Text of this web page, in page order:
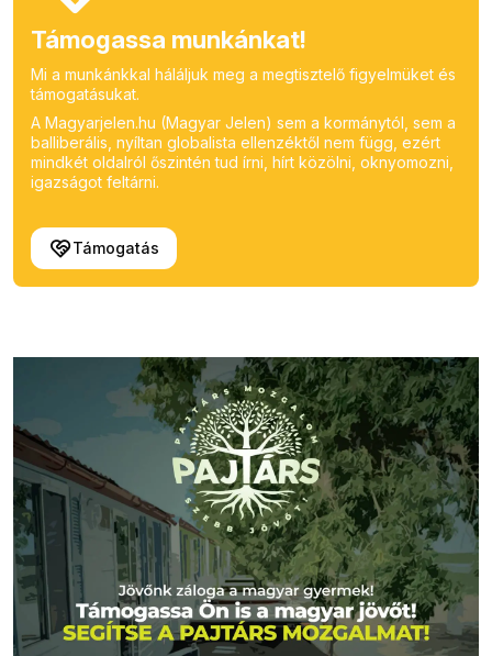
Támogassa munkánkat!
Mi a munkánkkal háláljuk meg a megtisztelő figyelmüket és
támogatásukat.
A Magyarjelen.hu (Magyar Jelen) sem a kormánytól, sem a
balliberális, nyíltan globalista ellenzéktől nem függ, ezért
mindkét oldalról őszintén tud írni, hírt közölni, oknyomozni,
igazságot feltárni.
Támogatás